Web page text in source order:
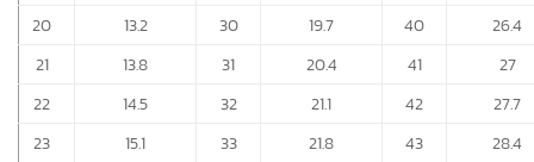
20
13.2 30 19.7 40
26.4
21
13.8 31 20.4 41
27
22
14.5 32 21.1 42
27.7
23
15.1 33 21.8 43
28.4